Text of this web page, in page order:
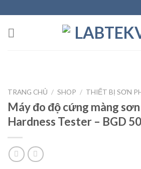
to
content
TRANG CHỦ / SHOP / THIẾT BỊ SƠN
Máy đo độ cứng màng
Hardness Tester – BGD